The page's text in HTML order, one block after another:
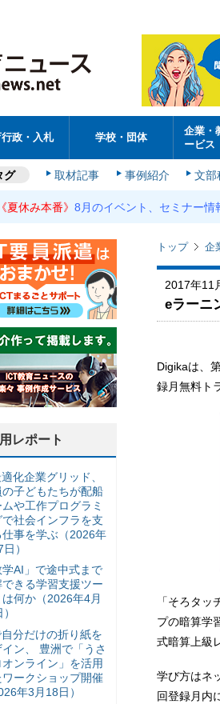
政・入札 学校・団体
企業・
ービス
グ 取材記事 事例紹介 文部
《夏休み本番》8月のイベント、セミナー情
トップ 企
2017年11
eラーニ
Digikaは、
録月無料ト
「そろタ
プの暗算学
式暗算上級
学び方はネ
回登録月内
レポート
化企業グリッド、
の子どもたちが配船
や工作プログラミ
で社会インフラを支
仕事を学ぶ（2026年
）
学AI」で途中式まで
きる学習支援ツー
は何か（2026年4月
分だけの折り紙を
ン、 豊洲で「うさ
オンライン」を活用
ワークショップ開催
年3月18日）